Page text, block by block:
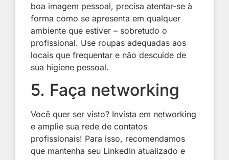
boa imagem pessoal, precisa atentar-se à
forma como se apresenta em qualquer
ambiente que estiver – sobretudo o
profissional. Use roupas adequadas aos
locais que frequentar e não descuide de
sua higiene pessoal.
5. Faça networking
Você quer ser visto? Invista em networking
e amplie sua rede de contatos
profissionais! Para isso, recomendamos
que mantenha seu LinkedIn atualizado e